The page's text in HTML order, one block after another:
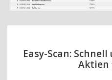
Easy-Scan:
Aktien